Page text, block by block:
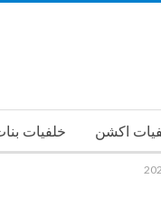
اكشن خلفيات